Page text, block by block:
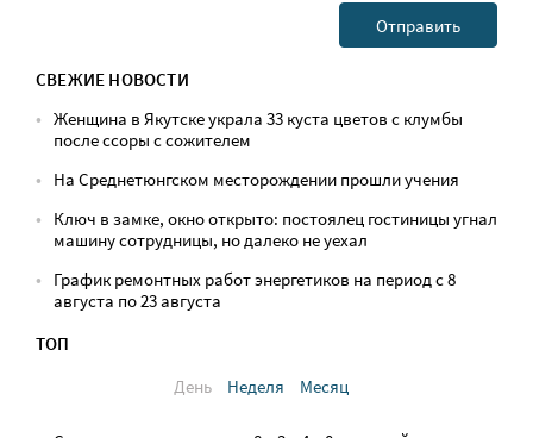
СВЕЖИЕ НОВОСТИ
Женщина в Якутске украла 33 куста цветов с клумбы
после ссоры с сожителем
На Среднетюнгском месторождении прошли учения
Ключ в замке, окно открыто: постоялец гостиницы угнал
машину сотрудницы, но далеко не уехал
График ремонтных работ энергетиков на период с 8
августа по 23 августа
ТОП
День
Неделя Месяц